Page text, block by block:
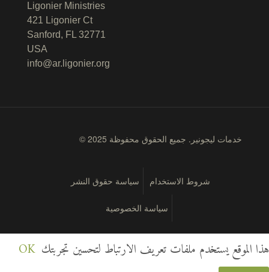
Ligonier Ministries
421 Ligonier Ct
Sanford, FL 32771
USA
info@ar.ligonier.org
© 2025 خدمات ليجونير. جميع الحقوق محفوظة
شروط الاستخدام سياسة حقوق النشر
سياسة الخصوصية
هذا الموقع يستخدم ملفات تعريف الارتباط لتحسين تجربتك OK